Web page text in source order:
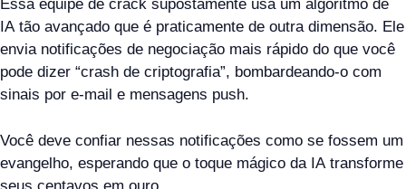
Essa equipe de crack supostamente usa um algoritmo de
IA tão avançado que é praticamente de outra dimensão. Ele
envia notificações de negociação mais rápido do que você
pode dizer “crash de criptografia”, bombardeando-o com
sinais por e-mail e mensagens push.
Você deve confiar nessas notificações como se fossem um
evangelho, esperando que o toque mágico da IA transforme
seus centavos em ouro.